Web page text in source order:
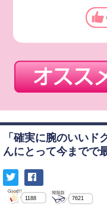
「確実に腕のいいド
んにとって今までで
1188 7621